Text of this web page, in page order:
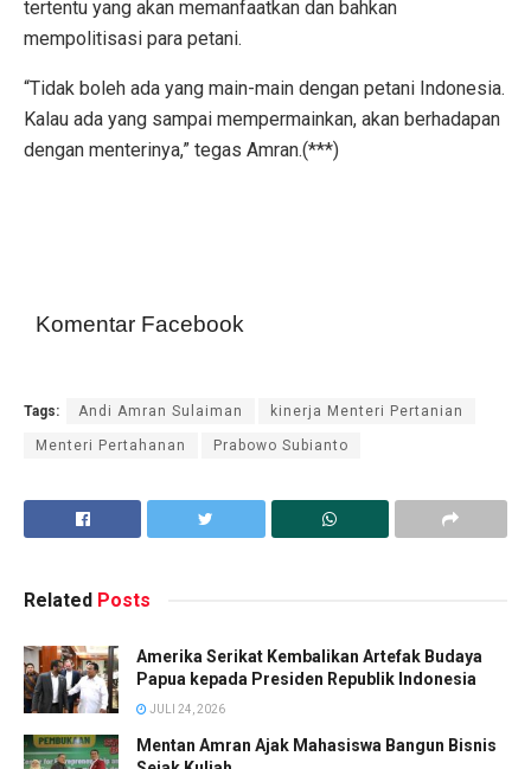
tertentu yang akan memanfaatkan dan bahkan
mempolitisasi para petani.
“Tidak boleh ada yang main-main dengan petani Indonesia.
Kalau ada yang sampai mempermainkan, akan berhadapan
dengan menterinya,” tegas Amran.(***)
Komentar Facebook
Tags: Andi Amran Sulaiman kinerja Menteri Pertanian
Menteri Pertahanan Prabowo Subianto
Related Posts
Amerika Serikat Kembalikan Artefak Budaya
Papua kepada Presiden Republik Indonesia
JULI 24, 2026
Mentan Amran Ajak Mahasiswa Bangun Bisnis